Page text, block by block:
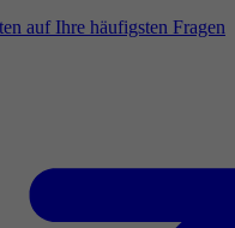
auf Ihre häufigsten Fragen